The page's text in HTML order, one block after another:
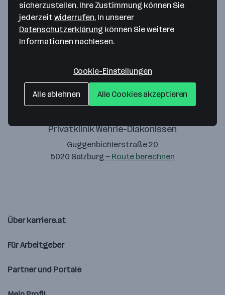
Bitte stimme unseren Cookie-
Richtlinien zu, um diese Karte
anzuzeigen.
Privatklinik Wehrle-Diakonissen
Guggenbichlerstraße 20
5020 Salzburg — Route berechnen
Über karriere.at
Für Arbeitgeber
Partner und Portale
sicherzustellen. Ihre Zustimmung können Sie
jederzeitwiderrufen. In unserer
Datenschutzerklärung können Sie weitere
Informationen nachlesen.
Cookie-Einstellungen
Alle ablehnen Alle Cookies akzeptieren